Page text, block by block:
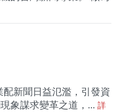
配新聞日益氾濫，引發資
象謀求變革之道，... 詳